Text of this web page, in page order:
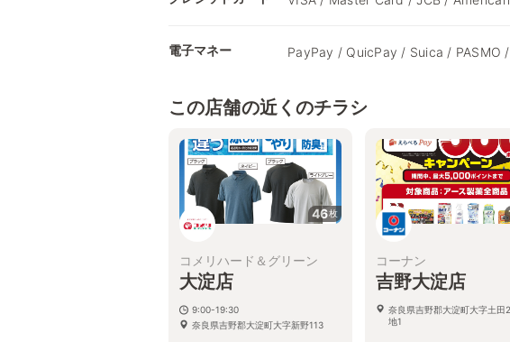
電子マネー PayPay / QuicPay / Suica / PASMO
この店舗の近くのチラシ
46枚
コメリハード＆グリーン
大淀店
9:00-19:30
奈良県吉野郡大淀町大字新野113
コーナン
吉野大淀店
奈良県吉野郡大淀町大字土田
地1